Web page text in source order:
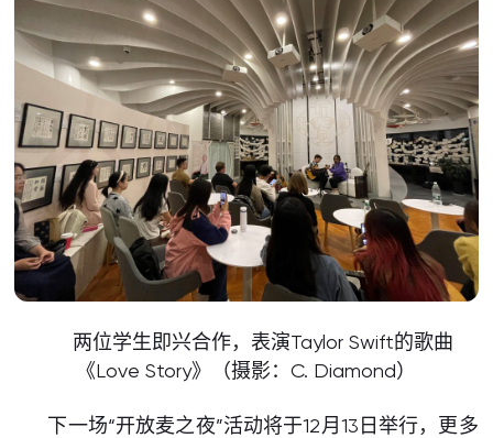
两位学生即兴合作，表演Taylor Swift的歌曲
《Love Story》（摄影：C. Diamond）
下一场“开放麦之夜”活动将于12月13日举行，更多